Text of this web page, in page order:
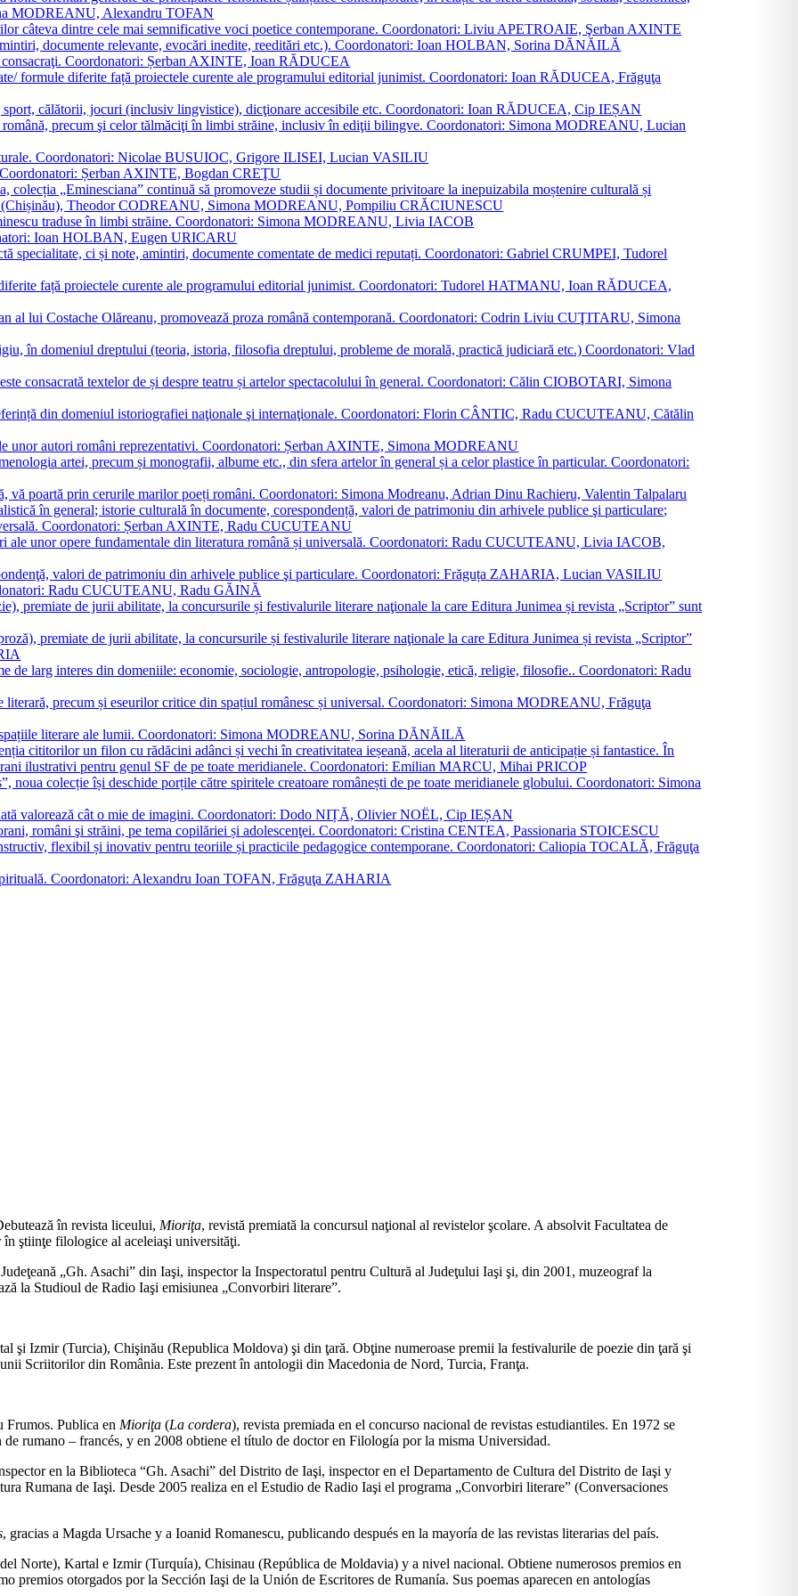
MODREANU, Alexandru TOFAN
câteva dintre cele mai semnificative voci poetice contemporane. Coordonatori: Liviu APETROAIE, Şerban AXINTE
documente relevante, evocări inedite, reeditări etc.). Coordonatori: Ioan HOLBAN, Sorina DĂNĂILĂ
Coordonatori: Șerban AXINTE, Ioan RĂDUCEA
formule diferite față proiectele curente ale programului editorial junimist. Coordonatori: Ioan RĂDUCEA, Frăguţa
sport, călătorii, jocuri (inclusiv lingvistice), dicţionare accesibile etc. Coordonatori: Ioan RĂDUCEA, Cip IEȘAN
română, precum şi celor tălmăciţi în limbi străine, inclusiv în ediţii bilingve. Coordonatori: Simona MODREANU, Lucian
Coordonatori: Nicolae BUSUIOC, Grigore ILISEI, Lucian VASILIU
Șerban AXINTE, Bogdan CREŢU
colecția „Eminesciana” continuă să promoveze studii și documente privitoare la inepuizabila moștenire culturală și
Theodor CODREANU, Simona MODREANU, Pompiliu CRĂCIUNESCU
traduse în limbi străine. Coordonatori: Simona MODREANU, Livia IACOB
Ioan HOLBAN, Eugen URICARU
specialitate, ci și note, amintiri, documente comentate de medici reputați. Coordonatori: Gabriel CRUMPEI, Tudorel
față proiectele curente ale programului editorial junimist. Coordonatori: Tudorel HATMANU, Ioan RĂDUCEA,
al lui Costache Olăreanu, promovează proza română contemporană. Coordonatori: Codrin Liviu CUŢITARU, Simona
în domeniul dreptului (teoria, istoria, filosofia dreptului, probleme de morală, practică judiciară etc.) Coordonatori: Vlad
consacrată textelor de și despre teatru și artelor spectacolului în general. Coordonatori: Călin CIOBOTARI, Simona
din domeniul istoriografiei naţionale şi internaţionale. Coordonatori: Florin CÂNTIC, Radu CUCUTEANU, Cătălin
unor autori români reprezentativi. Coordonatori: Șerban AXINTE, Simona MODREANU
artei, precum și monografii, albume etc., din sfera artelor în general și a celor plastice în particular. Coordonatori:
vă poartă prin cerurile marilor poeți români. Coordonatori: Simona Modreanu, Adrian Dinu Rachieru, Valentin Talpalaru
în general; istorie culturală în documente, corespondență, valori de patrimoniu din arhivele publice şi particulare;
Coordonatori: Șerban AXINTE, Radu CUCUTEANU
ale unor opere fundamentale din literatura română și universală. Coordonatori: Radu CUCUTEANU, Livia IACOB,
valori de patrimoniu din arhivele publice şi particulare. Coordonatori: Frăguța ZAHARIA, Lucian VASILIU
Radu CUCUTEANU, Radu GĂINĂ
premiate de jurii abilitate, la concursurile și festivalurile literare naţionale la care Editura Junimea și revista „Scriptor” sunt
premiate de jurii abilitate, la concursurile și festivalurile literare naţionale la care Editura Junimea și revista „Scriptor”
de larg interes din domeniile: economie, sociologie, antropologie, psihologie, etică, religie, filosofie.. Coordonatori: Radu
literară, precum și eseurilor critice din spațiul românesc și universal. Coordonatori: Simona MODREANU, Frăguţa
literare ale lumii. Coordonatori: Simona MODREANU, Sorina DĂNĂILĂ
cititorilor un filon cu rădăcini adânci și vechi în creativitatea ieșeană, acela al literaturii de anticipație și fantastice. În
ilustrativi pentru genul SF de pe toate meridianele. Coordonatori: Emilian MARCU, Mihai PRICOP
noua colecție își deschide porțile către spiritele creatoare românești de pe toate meridianele globului. Coordonatori: Simona
valorează cât o mie de imagini. Coordonatori: Dodo NIȚĂ, Olivier NOËL, Cip IEȘAN
români şi străini, pe tema copilăriei și adolescenţei. Coordonatori: Cristina CENTEA, Passionaria STOICESCU
flexibil și inovativ pentru teoriile și practicile pedagogice contemporane. Coordonatori: Caliopia TOCALĂ, Frăguţa
Coordonatori: Alexandru Ioan TOFAN, Frăguţa ZAHARIA
în revista liceului, Mioriţa, revistă premiată la concursul naţional al revistelor şcolare. A absolvit Facultatea de
ştiinţe filologice al aceleiaşi universităţi.
„Gh. Asachi” din Iaşi, inspector la Inspectoratul pentru Cultură al Judeţului Iaşi şi, din 2001, muzeograf la
la Studioul de Radio Iaşi emisiunea „Convorbiri literare”.
şi Izmir (Turcia), Chişinău (Republica Moldova) şi din ţară. Obţine numeroase premii la festivalurile de poezie din ţară şi
Scriitorilor din România. Este prezent în antologii din Macedonia de Nord, Turcia, Franţa.
Publica en Mioriţa (La cordera), revista premiada en el concurso nacional de revistas estudiantiles. En 1972 se
rumano – francés, y en 2008 obtiene el título de doctor en Filología por la misma Universidad.
en la Biblioteca “Gh. Asachi” del Distrito de Iaşi, inspector en el Departamento de Cultura del Distrito de Iaşi y
Rumana de Iaşi. Desde 2005 realiza en el Estudio de Radio Iaşi el programa „Convorbiri literare” (Conversaciones
, gracias a Magda Ursache y a Ioanid Romanescu, publicando después en la mayoría de las revistas literarias del país.
Norte), Kartal e Izmir (Turquía), Chisinau (República de Moldavia) y a nivel nacional. Obtiene numerosos premios en
premios otorgados por la Sección Iaşi de la Unión de Escritores de Rumanía. Sus poemas aparecen en antologías